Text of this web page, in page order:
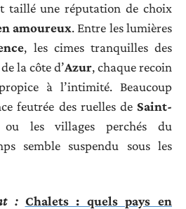
taillé une réputation de choix
amoureux. Entre les lumières
, les cimes tranquilles des
la côte d’Azur, chaque recoin
à l’intimité. Beaucoup
feutrée des ruelles de Saint-
ou les villages perchés du
semble suspendu sous les
: Chalets : quels pays en